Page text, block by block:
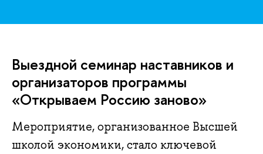
Выездной семинар наставников и
организаторов программы
«Открываем Россию заново»
Мероприятие, организованное Высшей
школой экономики, стало ключевой